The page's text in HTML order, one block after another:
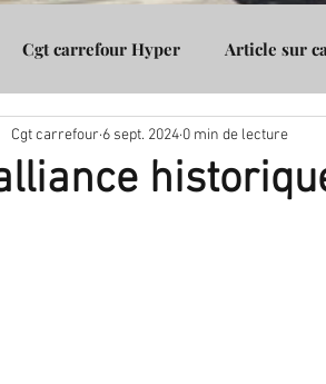
Cgt carrefour Hyper Article sur
Cgt Banque Assurance Cgt
Cgt carrefour 6 sept. 2024 0 min de lecture